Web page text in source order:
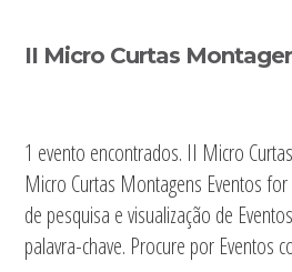
II Micro Curtas
1 evento encontrados. II Micro
Micro Curtas Montagens Eventos
de pesquisa e visualização de
palavra-chave. Procure por Eventos
Sidebar